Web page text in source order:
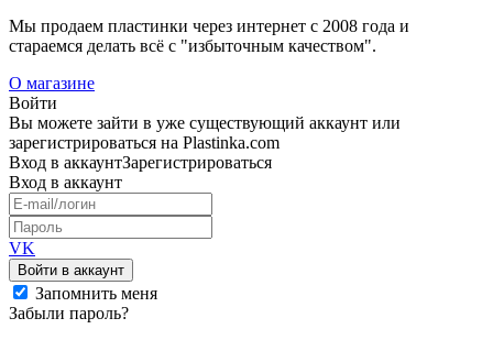
Мы продаем пластинки через интернет c 2008 года и
стараемся делать всё с "избыточным качеством".
О магазине
Войти
Вы можете зайти в уже существующий аккаунт или
зарегистрироваться на Plastinka.com
Вход в аккаунтЗарегистрироваться
Вход в аккаунт
VK
Войти в аккаунт
Запомнить меня
Забыли пароль?